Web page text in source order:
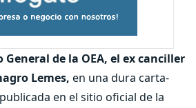
de la OEA, el ex canciller
Lemes, en una dura carta-
en el sitio oficial de la